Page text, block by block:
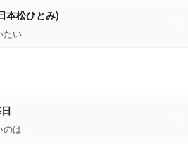
本松ひとみ)
たい
のは